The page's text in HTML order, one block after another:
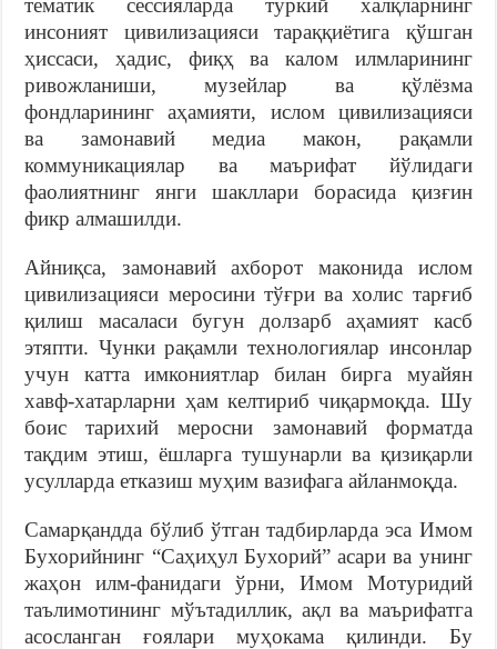
инсоният цивилизацияси тараққиётига қўшган
ҳиссаси, ҳадис, фиқҳ ва калом илмларининг
ривожланиши, музейлар ва қўлёзма
фондларининг аҳамияти, ислом цивилизацияси
ва замонавий медиа макон, рақамли
коммуникациялар ва маърифат йўлидаги
фаолиятнинг янги шакллари борасида қизғин
фикр алмашилди.
Айниқса, замонавий ахборот маконида ислом
цивилизацияси меросини тўғри ва холис тарғиб
қилиш масаласи бугун долзарб аҳамият касб
этяпти. Чунки рақамли технологиялар инсонлар
учун катта имкониятлар билан бирга муайян
хавф-хатарларни ҳам келтириб чиқармоқда. Шу
боис тарихий меросни замонавий форматда
тақдим этиш, ёшларга тушунарли ва қизиқарли
усулларда етказиш муҳим вазифага айланмоқда.
Самарқандда бўлиб ўтган тадбирларда эса Имом
Бухорийнинг “Саҳиҳул Бухорий” асари ва унинг
жаҳон илм-фанидаги ўрни, Имом Мотуридий
таълимотининг мўътадиллик, ақл ва маърифатга
асосланган ғоялари муҳокама қилинди. Бу